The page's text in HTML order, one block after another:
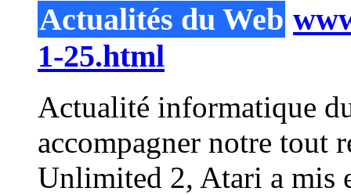
Actualités du Web
1-25.html
Actualité informatique
accompagner notre tout
Unlimited 2, Atari a mis